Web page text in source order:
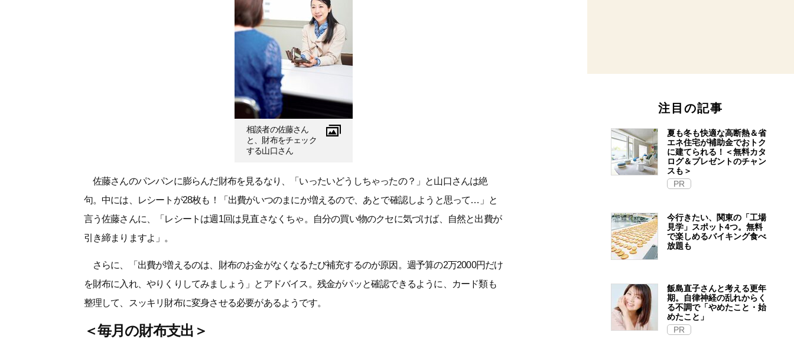
相談者の佐藤さん
と、財布をチェック
する山口さん
佐藤さんのパンパンに膨らんだ財布を見るなり、「いったいどうしちゃったの？」と山口さんは絶
句。中には、レシートが28枚も！「出費がいつのまにか増えるので、あとで確認しようと思って…」と
言う佐藤さんに、「レシートは週1回は見直さなくちゃ。自分の買い物のクセに気づけば、自然と出費が
引き締まりますよ」。
さらに、「出費が増えるのは、財布のお金がなくなるたび補充するのが原因。週予算の2万2000円だけ
を財布に入れ、やりくりしてみましょう」とアドバイス。残金がパッと確認できるように、カード類も
整理して、スッキリ財布に変身させる必要があるようです。
＜毎月の財布支出＞
注目の記事
夏も冬も快適な高断熱＆省
エネ住宅が補助金でおトク
に建てられる！＜無料カタ
ログ＆プレゼントのチャン
スも＞
PR
今行きたい、関東の「工場
見学」スポット4つ。無料
で楽しめるバイキング食べ
放題も
飯島直子さんと考える更年
期。自律神経の乱れからく
る不調で「やめたこと・始
めたこと」
PR